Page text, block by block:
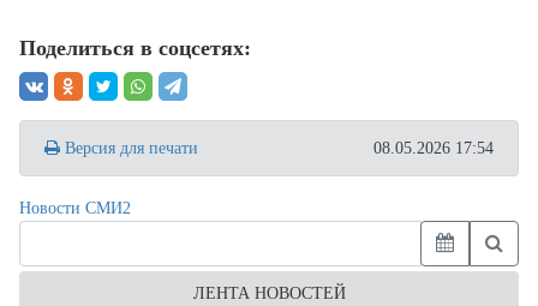
Поделиться в соцсетях:
Версия для печати 08.05.2026 17:54
Новости СМИ2
ЛЕНТА НОВОСТЕЙ